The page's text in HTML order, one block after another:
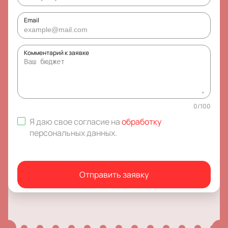
Email
Комментарий к заявке
0/100
Я даю свое согласие наобработку
персональных данных.
Отправить заявку